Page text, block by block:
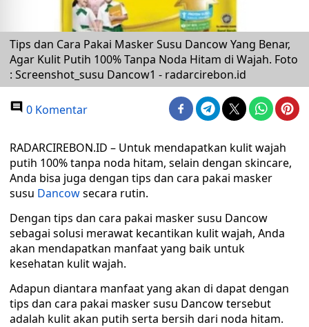
Tips dan Cara Pakai Masker Susu Dancow Yang Benar,
Agar Kulit Putih 100% Tanpa Noda Hitam di Wajah. Foto
: Screenshot_susu Dancow1 - radarcirebon.id
0 Komentar
RADARCIREBON.ID – Untuk mendapatkan kulit wajah
putih 100% tanpa noda hitam, selain dengan skincare,
Anda bisa juga dengan tips dan cara pakai masker
susu Dancowsecara rutin.
Dengan tips dan cara pakai masker susu Dancow
sebagai solusi merawat kecantikan kulit wajah, Anda
akan mendapatkan manfaat yang baik untuk
kesehatan kulit wajah.
Adapun diantara manfaat yang akan di dapat dengan
tips dan cara pakai masker susu Dancow tersebut
adalah kulit akan putih serta bersih dari noda hitam.